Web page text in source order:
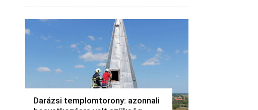
Darázsi templomtorony: azonnali